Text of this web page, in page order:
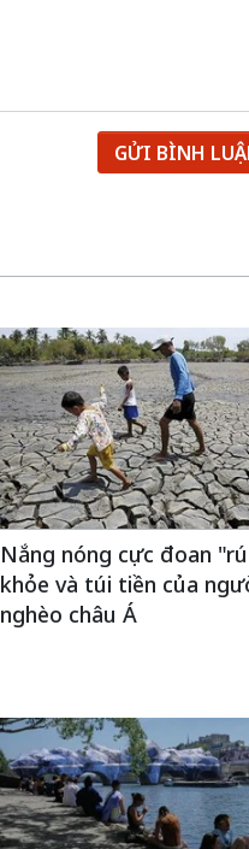
GỬI BÌNH
Nắng nóng cực đoan
khỏe và túi tiền của
nghèo châu Á